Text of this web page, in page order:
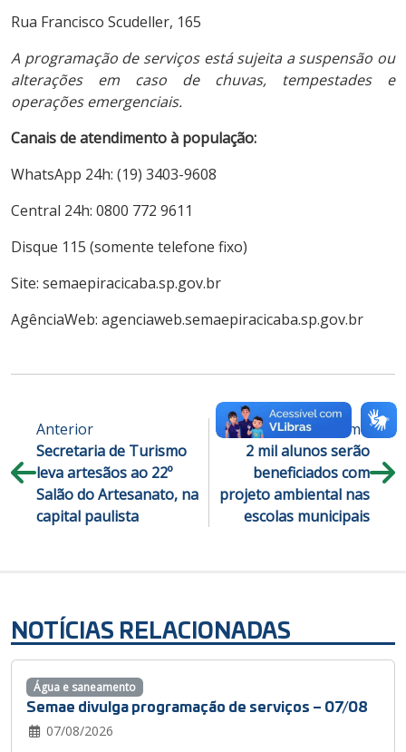
Rua Francisco Scudeller, 165
A programação de serviços está sujeita a suspensão ou
alterações em caso de chuvas, tempestades e
operações emergenciais.
Canais de atendimento à população:
WhatsApp 24h: (19) 3403-9608
Central 24h: 0800 772 9611
Disque 115 (somente telefone fixo)
Site: semaepiracicaba.sp.gov.br
AgênciaWeb: agenciaweb.semaepiracicaba.sp.gov.br
Anterior
Secretaria de Turismo
leva artesãos ao 22º
Salão do Artesanato, na
capital paulista
Próximo
2 mil alunos serão
beneficiados com
projeto ambiental nas
escolas municipais
NOTÍCIAS RELACIONADAS
Semae divulga programação de serviços – 07/08
07/08/2026
Água e saneamento